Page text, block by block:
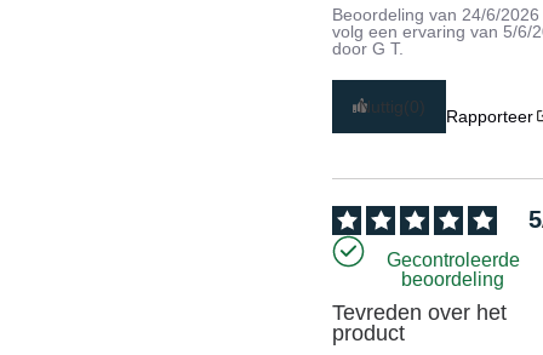
Beoordeling van24/6/2026
volg een ervaring van 5/6/
doorG T.
Nuttig(0) Rapporteer
5
Gecontroleerde
beoordeling
Tevreden over het
product